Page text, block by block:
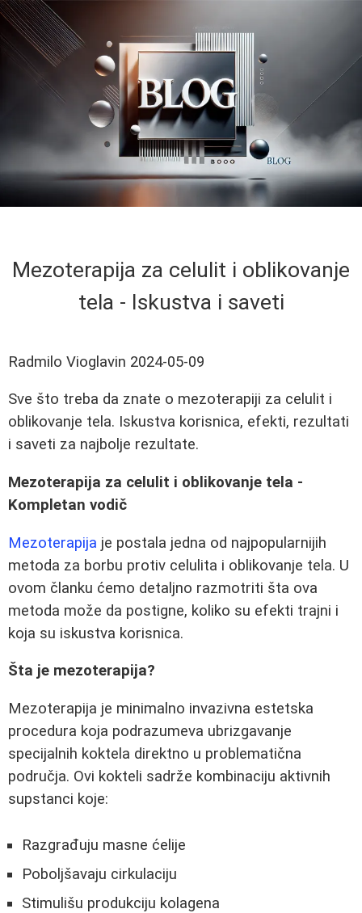
Mezoterapija za celulit i oblikovanje
tela - Iskustva i saveti
Radmilo Vioglavin 2024-05-09
Sve što treba da znate o mezoterapiji za celulit i
oblikovanje tela. Iskustva korisnica, efekti, rezultati
i saveti za najbolje rezultate.
Mezoterapija za celulit i oblikovanje tela -
Kompletan vodič
Mezoterapija je postala jedna od najpopularnijih
metoda za borbu protiv celulita i oblikovanje tela. U
ovom članku ćemo detaljno razmotriti šta ova
metoda može da postigne, koliko su efekti trajni i
koja su iskustva korisnica.
Šta je mezoterapija?
Mezoterapija je minimalno invazivna estetska
procedura koja podrazumeva ubrizgavanje
specijalnih koktela direktno u problematična
područja. Ovi kokteli sadrže kombinaciju aktivnih
supstanci koje:
Razgrađuju masne ćelije
Poboljšavaju cirkulaciju
Stimulišu produkciju kolagena